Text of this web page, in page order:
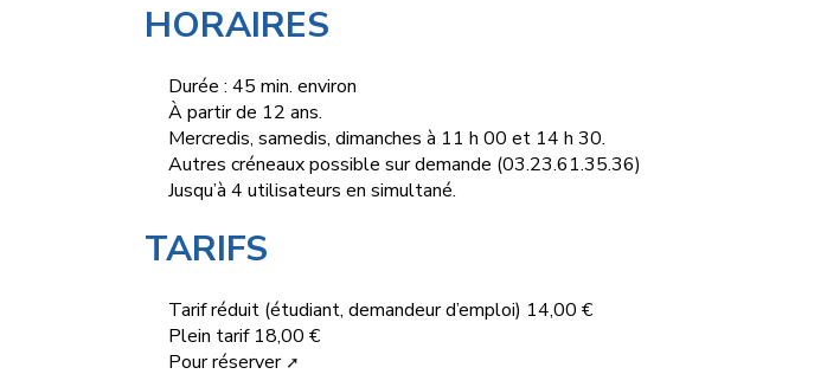
HORAIRES
Durée : 45 min. environ
À partir de 12 ans.
Mercredis, samedis, dimanches à 11 h 00 et 14 h 30.
Autres créneaux possible sur demande (03.23.61.35.36)
Jusqu’à 4 utilisateurs en simultané.
TARIFS
Tarif réduit (étudiant, demandeur d’emploi) 14,00 €
Plein tarif 18,00 €
Pour réserver